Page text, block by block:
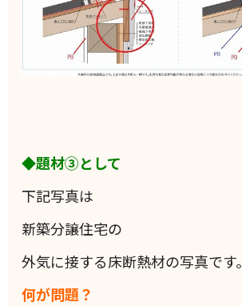
◆題材③として
下記写真は
新築分譲住宅の
外気に接する床断熱材の写真です。
何が問題？